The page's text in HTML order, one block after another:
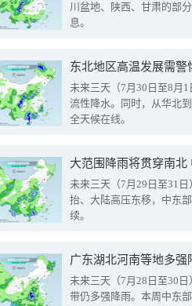
川盆地、陕西、甘肃的部
息。
东北地区高温发展需
未来三天（7月30日至8月
流性降水。同时，从华北
全天候在线。
大范围降雨将贯穿南
未来三天（7月29日至31
抬、大陆高压东移，中东
续。
广东湖北河南等地多
未来三天（7月28日至30
带仍多强降雨。本周中东